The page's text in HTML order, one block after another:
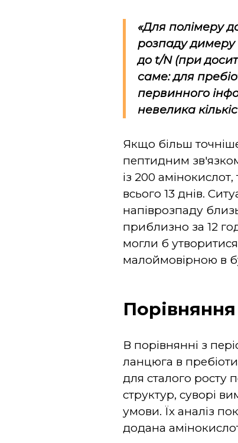
«Для полімеру
розпаду димеру
до t/N(при
саме: для
первинного
невелика
Якщо більш
пептидним
із 200
всього 13 днів.
напіврозпаду
приблизно за 12
могли б
малоймовірною в
В порівнянні з
ланцюга в
для сталого росту
структур, суворі
умови. Їх аналіз
додана